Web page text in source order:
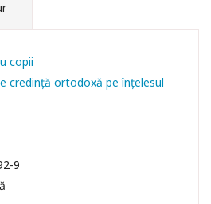
copii
credință ortodoxă pe înțelesul
9